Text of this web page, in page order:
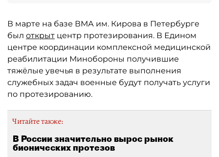
В марте на базе ВМА им. Кирова в Петербурге
был открыт центр протезирования. В Едином
центре координации комплексной медицинской
реабилитации Минобороны получившие
тяжёлые увечья в результате выполнения
служебных задач военные будут получать услуги
по протезированию.
Читайте также:
В России значительно вырос рынок
бионических протезов